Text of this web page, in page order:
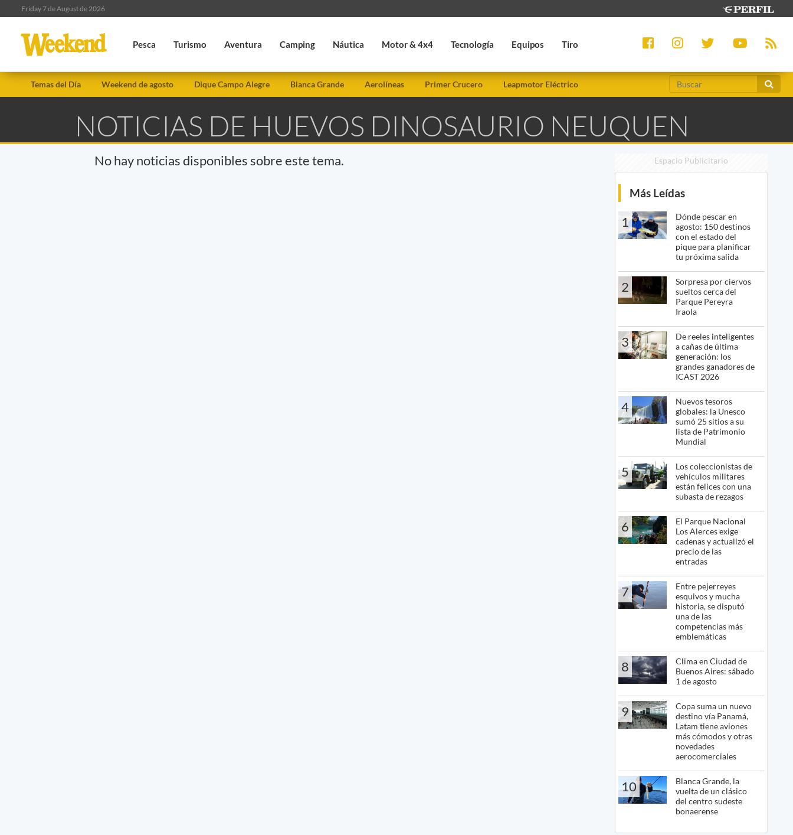
Friday 7 de August de 2026
Pesca Turismo Aventura Camping Náutica Motor & 4x4 Tecnología Equipos Tiro
Temas del Día Weekend de agosto Dique Campo Alegre Blanca Grande Aerolíneas Primer Crucero Leapmotor Eléctrico
NOTICIAS DE HUEVOS DINOSAURIO NEUQUEN
No hay noticias disponibles sobre este tema. Espacio Publicitario
Más Leídas
1
Dónde pescar en
agosto: 150 destinos
con el estado del
pique para planificar
tu próxima salida
2
Sorpresa por ciervos
sueltos cerca del
Parque Pereyra
Iraola
3
De reeles inteligentes
a cañas de última
generación: los
grandes ganadores de
ICAST 2026
4
Nuevos tesoros
globales: la Unesco
sumó 25 sitios a su
lista de Patrimonio
Mundial
5
Los coleccionistas de
vehículos militares
están felices con una
subasta de rezagos
6
El Parque Nacional
Los Alerces exige
cadenas y actualizó el
precio de las
entradas
7
Entre pejerreyes
esquivos y mucha
historia, se disputó
una de las
competencias más
emblemáticas
8
Clima en Ciudad de
Buenos Aires: sábado
1 de agosto
9
Copa suma un nuevo
destino vía Panamá,
Latam tiene aviones
más cómodos y otras
novedades
aerocomerciales
10
Blanca Grande, la
vuelta de un clásico
del centro sudeste
bonaerense